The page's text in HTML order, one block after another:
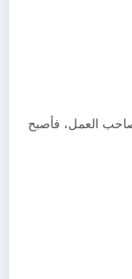
العمل، فأصبح